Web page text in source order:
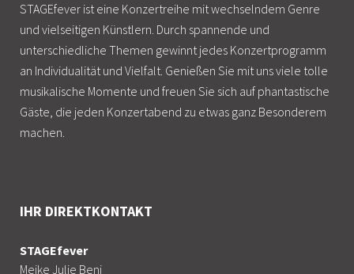
STAGEfever ist eine Konzertreihe mit wechselndem Genre
und vielseitigen Künstlern. Durch spannende und
unterschiedliche Themen gewinnt jedes Konzertprogramm
an Individualität und Vielfalt. Genießen Sie mit uns viele tolle
musikalische Momente und freuen Sie sich auf phantastische
Gäste, die jeden Konzertabend zu etwas ganz Besonderem
machen.
IHR DIREKTKONTAKT
STAGEfever
Meike Julie Beni